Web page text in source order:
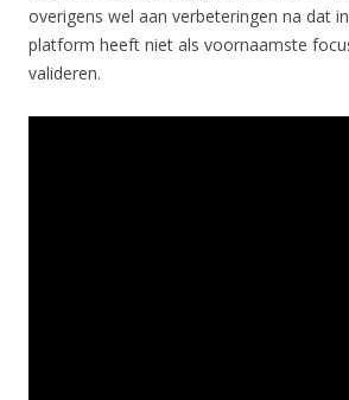
overigens wel aan verbeteringen na dat
platform heeft niet als voornaamste
valideren.